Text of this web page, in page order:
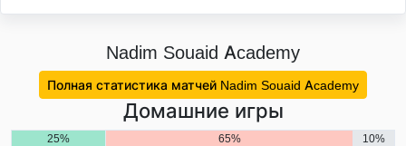
Nadim Souaid Academy
Полная статистика матчей Nadim Souaid Academy
Домашние игры
25% 65% 10%